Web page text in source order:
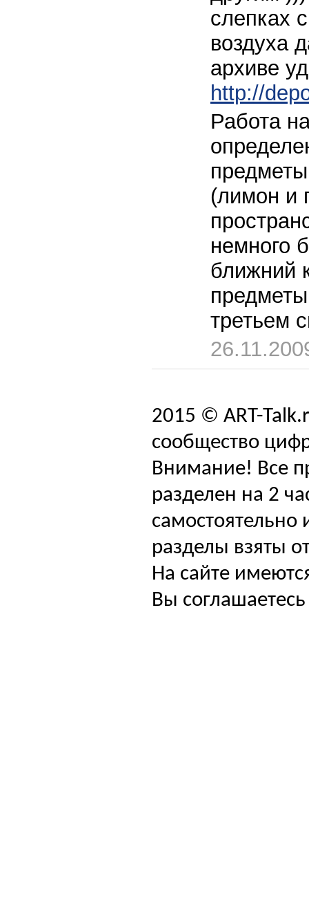
слепках
воздуха
архиве
http://
Работа
(лимон и
немного
ближний
третьем
2015 © ART-
сообщество
Внимание! Все
разделен на 2
самостоятельно
разделы взяты
На сайте
Вы